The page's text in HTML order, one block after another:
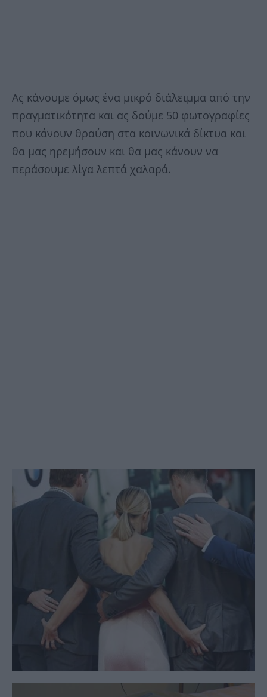
Ας κάνουμε όμως ένα μικρό διάλειμμα από την
πραγματικότητα και ας δούμε 50 φωτογραφίες
που κάνουν θραύση στα κοινωνικά δίκτυα και
θα μας ηρεμήσουν και θα μας κάνουν να
περάσουμε λίγα λεπτά χαλαρά.